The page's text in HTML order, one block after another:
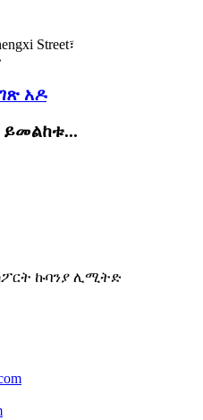
Street፣
ኩባንያ ሊሚትድ